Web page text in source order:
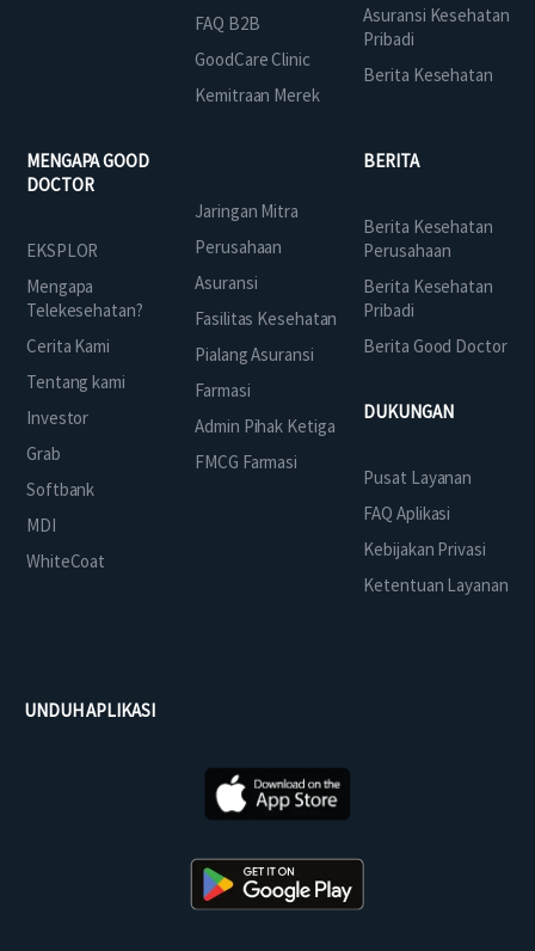
FAQ B2B
GoodCare Clinic
Kemitraan Merek
Asuransi Kesehatan
Pribadi
Berita Kesehatan
MENGAPA GOOD
DOCTOR
EKSPLOR
Mengapa
Telekesehatan?
Cerita Kami
Tentang kami
Investor
Grab
Softbank
MDI
WhiteCoat
Jaringan Mitra
Perusahaan
Asuransi
Fasilitas Kesehatan
Pialang Asuransi
Farmasi
Admin Pihak Ketiga
FMCG Farmasi
BERITA
Berita Kesehatan
Perusahaan
Berita Kesehatan
Pribadi
Berita Good Doctor
DUKUNGAN
Pusat Layanan
FAQ Aplikasi
Kebijakan Privasi
Ketentuan Layanan
UNDUH APLIKASI